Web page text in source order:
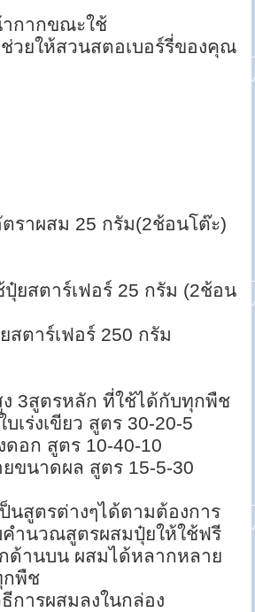
กากขณะใช้
วยให้สวนสตอเบอร์รี่ของคุณ
ราผสม 25 กรัม(2ช้อนโต๊ะ)
ปุ๋ยสตาร์เฟอร์ 25 กรัม (2ช้อน
สตาร์เฟอร์ 250 กรัม
ง 3สูตรหลัก ที่ใช้ได้กับทุกพืช
บเร่งเขียว สูตร 30-20-5
ดอก สูตร 10-40-10
ขนาดผล สูตร 15-5-30
นสูตรต่างๆได้ตามต้องการ
คำนวณสูตรผสมปุ๋ยให้ใช้ฟรี
ด้านบน ผสมได้หลากหลาย
กพืช
การผสมลงในกล่อง